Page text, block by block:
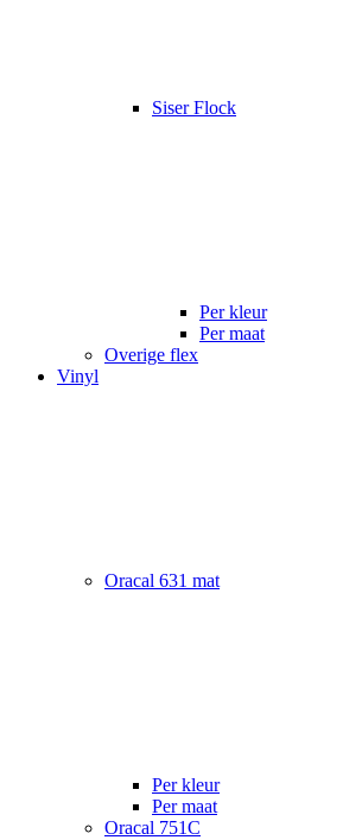
Siser Flock
Per kleur
Per maat
Overige flex
Vinyl
Oracal 631 mat
Per kleur
Per maat
Oracal 751C